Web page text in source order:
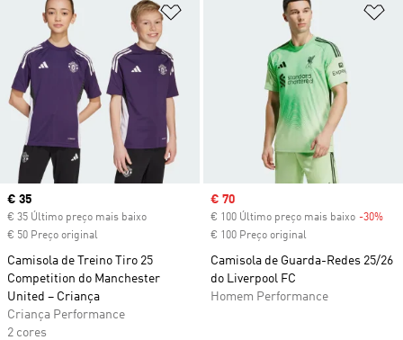
Adicionar à Lista de Desejos
Current price
€ 35
€ 35 Último preço mais baixo
€ 50 Preço original
Camisola de Treino Tiro 25
Competition do Manchester
United – Criança
Criança Performance
2 cores
Sale price
€ 70
€ 100 Último preço mais baixo -30%
€ 100 Preço original
Camisola de Guarda-Redes 25/26
do Liverpool FC
Homem Performance